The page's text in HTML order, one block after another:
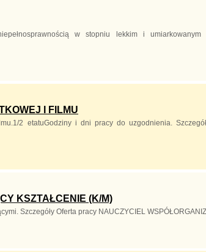
w stopniu lekkim i umiarkowanym
I FILMU
2 etatuGodziny i dni pracy do uzgodnienia.
KSZTAŁCENIE (K/M)
Szczegóły Oferta pracy NAUCZYCIEL